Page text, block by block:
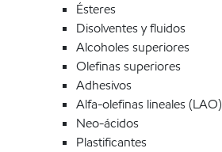
Ésteres
Disolventes y fluidos
Alcoholes superiores
Olefinas superiores
Adhesivos
Alfa-olefinas lineales (LAO)
Neo-ácidos
Plastificantes